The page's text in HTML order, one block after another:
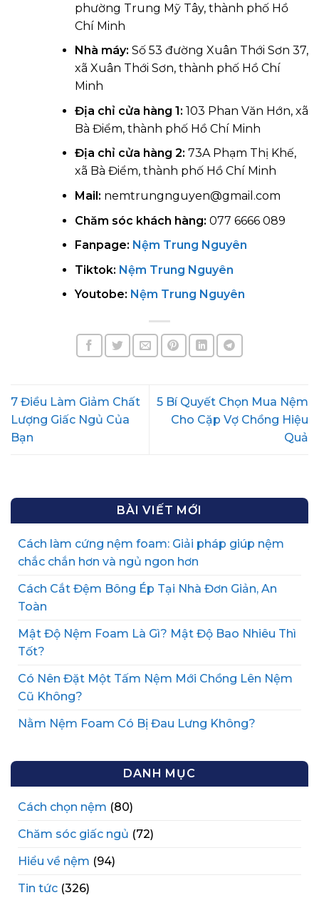
phường Trung Mỹ Tây, thành phố Hồ
Chí Minh
Nhà máy: Số 53 đường Xuân Thới Sơn 37,
xã Xuân Thới Sơn, thành phố Hồ Chí
Minh
Địa chỉ cửa hàng 1: 103 Phan Văn Hớn, xã
Bà Điểm, thành phố Hồ Chí Minh
Địa chỉ cửa hàng 2: 73A Phạm Thị Khế,
xã Bà Điểm, thành phố Hồ Chí Minh
Mail: nemtrungnguyen@gmail.com
Chăm sóc khách hàng: 077 6666 089
Fanpage: Nệm Trung Nguyên
Tiktok: Nệm Trung Nguyên
Youtobe: Nệm Trung Nguyên
7 Điều Làm Giảm Chất
Lượng Giấc Ngủ Của
Bạn
5 Bí Quyết Chọn Mua Nệm
Cho Cặp Vợ Chồng Hiệu
Quả
BÀI VIẾT MỚI
Cách làm cứng nệm foam: Giải pháp giúp nệm
chắc chắn hơn và ngủ ngon hơn
Cách Cắt Đệm Bông Ép Tại Nhà Đơn Giản, An
Toàn
Mật Độ Nệm Foam Là Gì? Mật Độ Bao Nhiêu Thì
Tốt?
Có Nên Đặt Một Tấm Nệm Mới Chồng Lên Nệm
Cũ Không?
Nằm Nệm Foam Có Bị Đau Lưng Không?
DANH MỤC
Cách chọn nệm (80)
Chăm sóc giấc ngủ (72)
Hiểu về nệm (94)
Tin tức (326)